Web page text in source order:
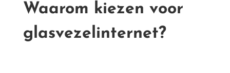
Waarom kiezen voor
glasvezelinternet?